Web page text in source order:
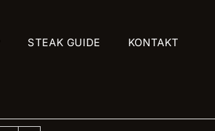
STEAK GUIDE KONTAKT